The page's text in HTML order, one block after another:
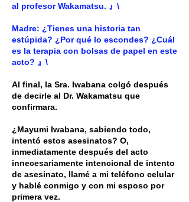
al profesor Wakamatsu. 』\
Madre: ¿Tienes una historia tan
estúpida? ¿Por qué lo escondes? ¿Cuál
es la terapia con bolsas de papel en este
acto? 』\
Al final, la Sra. Iwabana colgó después
de decirle al Dr. Wakamatsu que
confirmara.
¿Mayumi Iwabana, sabiendo todo,
intentó estos asesinatos? O,
inmediatamente después del acto
innecesariamente intencional de intento
de asesinato, llamé a mi teléfono celular
y hablé conmigo y con mi esposo por
primera vez.